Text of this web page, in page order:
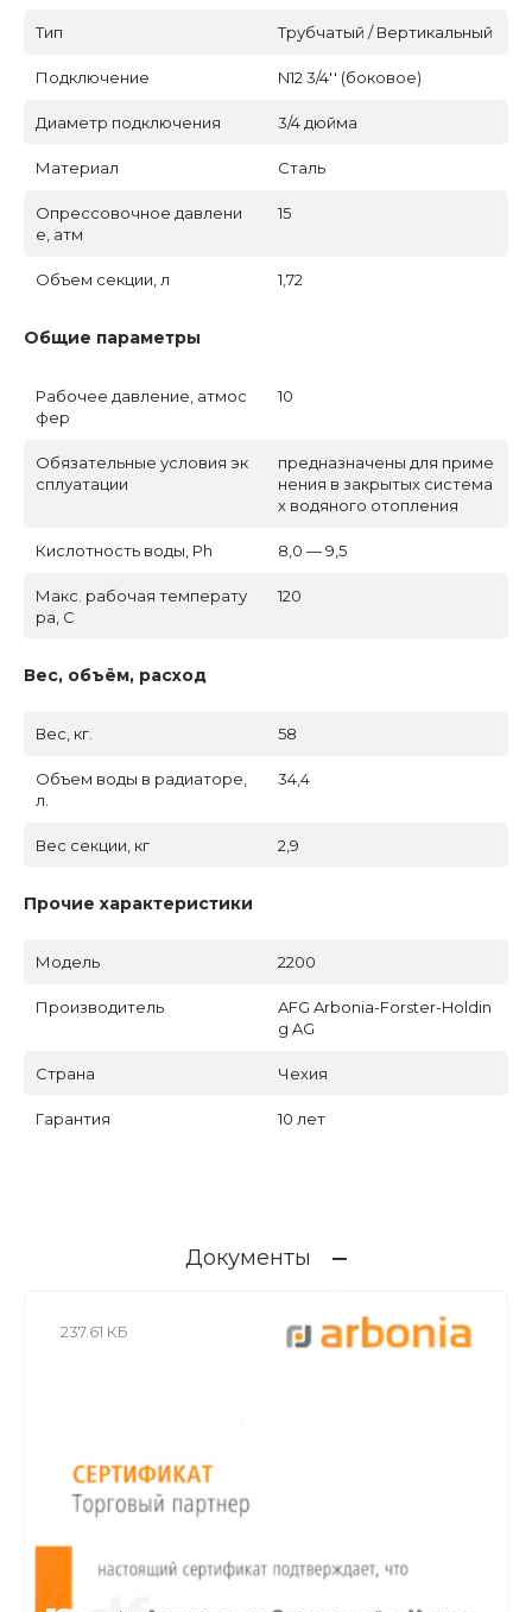
Тип Трубчатый / Вертикальный
Подключение N12 3/4'' (боковое)
Диаметр подключения 3/4 дюйма
Материал Сталь
Опрессовочное давлени
е, атм
15
Объем секции, л 1,72
Общие параметры
Рабочее давление, атмос
фер
10
Обязательные условия эк
сплуатации
предназначены для приме
нения в закрытых система
х водяного отопления
Кислотность воды, Ph 8,0 — 9,5
Макс. рабочая температу
ра, C
120
Вес, объём, расход
Вес, кг. 58
Объем воды в радиаторе,
л.
34,4
Вес секции, кг 2,9
Прочие характеристики
Модель 2200
Производитель
AFG Arbonia-Forster-Holdin
g AG
Страна Чехия
Гарантия 10 лет
Документы
237.61 КБ